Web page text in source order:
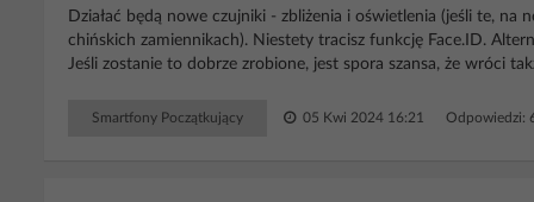
Działać będą nowe czujniki - zbliżenia i oświetlenia (jeśli te,
chińskich zamiennikach). Niestety tracisz funkcję Face.ID.
Jeśli zostanie to dobrze zrobione, jest spora szansa, że wróci
Smartfony Początkujący 05 Kwi 2024 16:21 Odpowiedzi: